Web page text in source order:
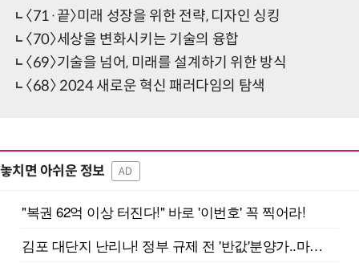
〈71·끝〉미래 성장을 위한 전략, 디자인 싱킹
〈70〉세상을 변화시키는 기술의 융합
〈69〉기술을 넘어, 미래를 설계하기 위한 방식
〈68〉 2024 새로운 혁신 패러다임의 탐색
놓치면 아쉬운 정보 AD